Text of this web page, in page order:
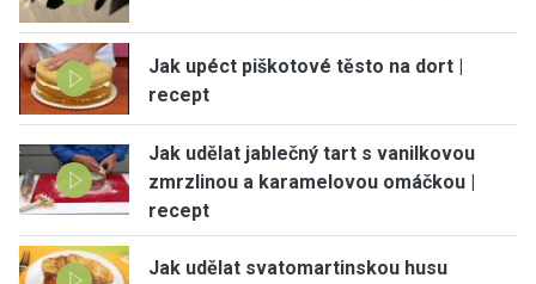
Jak upéct piškotové těsto na dort |
recept
Jak udělat jablečný tart s vanilkovou
zmrzlinou a karamelovou omáčkou |
recept
Jak udělat svatomartinskou husu